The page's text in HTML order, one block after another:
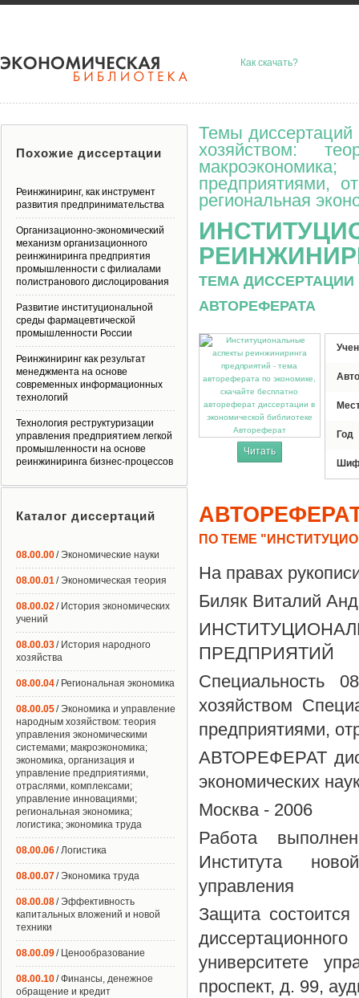
Как скачать?
Темы диссертаций
хозяйством:
предприятиями,
региональная
ТЕМА
АВТОРЕФЕРАТА
Автореферат
Читать
Год
ПО ТЕМЕ
На правах
Биляк Виталий
ПРЕДПРИЯТИЙ
Специальность
хозяйством
предприятиями,
АВТОРЕФЕРАТ
экономических
Москва - 2006
Работа
Института
управления
Защита
университете
проспект, д. 99,
Похожие диссертации
Реинжиниринг, как инструмент
развития предпринимательства
Организационно-экономический
механизм организационного
реинжиниринга предприятия
промышленности с филиалами
полистранового дислоцирования
Развитие институциональной
среды фармацевтической
промышленности России
Реинжиниринг как результат
менеджмента на основе
современных информационных
технологий
Технология реструктуризации
управления предприятием легкой
промышленности на основе
реинжиниринга бизнес-процессов
Каталог диссертаций
08.00.00/ Экономические науки
08.00.01/ Экономическая теория
08.00.02/ История экономических
учений
08.00.03/ История народного
хозяйства
08.00.04/ Региональная экономика
08.00.05/ Экономика и управление
народным хозяйством: теория
управления экономическими
системами; макроэкономика;
экономика, организация и
управление предприятиями,
отраслями, комплексами;
управление инновациями;
региональная экономика;
логистика; экономика труда
08.00.06/ Логистика
08.00.07/ Экономика труда
08.00.08/ Эффективность
капитальных вложений и новой
техники
08.00.09/ Ценообразование
08.00.10/ Финансы, денежное
обращение и кредит